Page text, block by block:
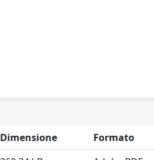
Dimensione
Formato